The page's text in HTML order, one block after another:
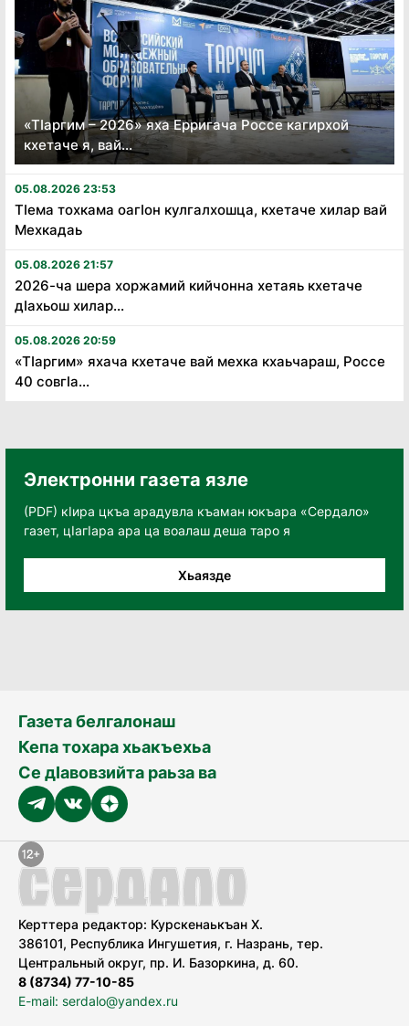
«Тӏаргим – 2026» яха Ерригача Россе кагирхой
кхетаче я, вай...
05.08.2026 23:53
Тӏема тохкама оагӏон кулгалхошца, кхетаче хилар вай
Мехкадаь
05.08.2026 21:57
2026-ча шера хоржамий кийчонна хетаяь кхетаче
дӏахьош хилар...
05.08.2026 20:59
«Тӏаргим» яхача кхетаче вай мехка кхаьчараш, Россе
40 совгӏа...
Электронни газета язле
(PDF) кӀира цкъа арадувла къаман юкъара «Сердало»
газет, цӀагӀара ара ца воалаш деша таро я
Хьаязде
Газета белгалонаш
Кепа тохара хьакъехьа
Се дӀавовзийта раьза ва
Керттера редактор: Курскенаькъан Х.
386101, Республика Ингушетия, г. Назрань, тер.
Центральный округ, пр. И. Базоркина, д. 60.
8 (8734) 77-10-85
E-mail: serdalo@yandex.ru